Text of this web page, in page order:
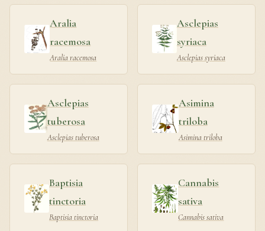
Aralia
racemosa
Aralia racemosa
Asclepias
syriaca
Asclepias syriaca
Asclepias
tuberosa
Asclepias tuberosa
Asimina
triloba
Asimina triloba
Baptisia
tinctoria
Baptisia tinctoria
Cannabis
sativa
Cannabis sativa